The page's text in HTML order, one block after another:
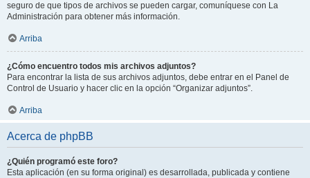
seguro de que tipos de archivos se pueden cargar, comuníquese con La
Administración para obtener más información.
Arriba
¿Cómo encuentro todos mis archivos adjuntos?
Para encontrar la lista de sus archivos adjuntos, debe entrar en el Panel de
Control de Usuario y hacer clic en la opción “Organizar adjuntos”.
Arriba
Acerca de phpBB
¿Quién programó este foro?
Esta aplicación (en su forma original) es desarrollada, publicada y contiene